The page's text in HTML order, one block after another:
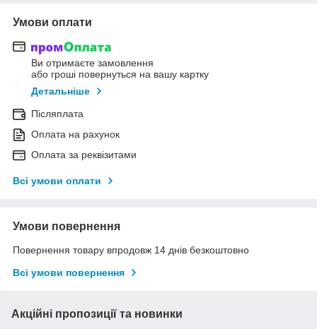
Умови оплати
Ви отримаєте замовлення
або гроші повернуться на вашу картку
Детальніше
Післяплата
Оплата на рахунок
Оплата за реквізитами
Всі умови оплати
Умови повернення
Повернення товару впродовж 14 днів безкоштовно
Всі умови повернення
Акційні пропозиції та новинки